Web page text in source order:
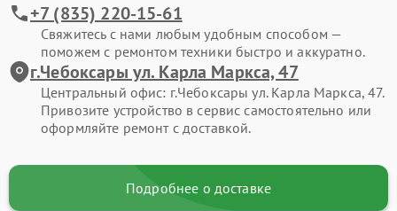
+7 (835) 220-15-61
Свяжитесь с нами любым удобным способом —
поможем с ремонтом техники быстро и аккуратно.
г.Чебоксары ул. Карла Маркса, 47
Центральный офис: г.Чебоксары ул. Карла Маркса, 47.
Привозите устройство в сервис самостоятельно или
оформляйте ремонт с доставкой.
Подробнее о доставке